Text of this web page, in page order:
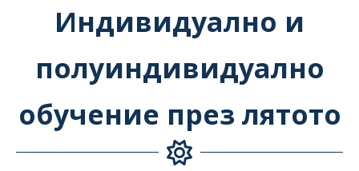
Индивидуално и
полуиндивидуално
обучение през лятото